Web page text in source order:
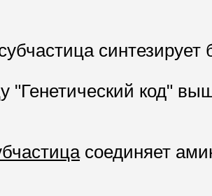
"Генетический код"
соединяет